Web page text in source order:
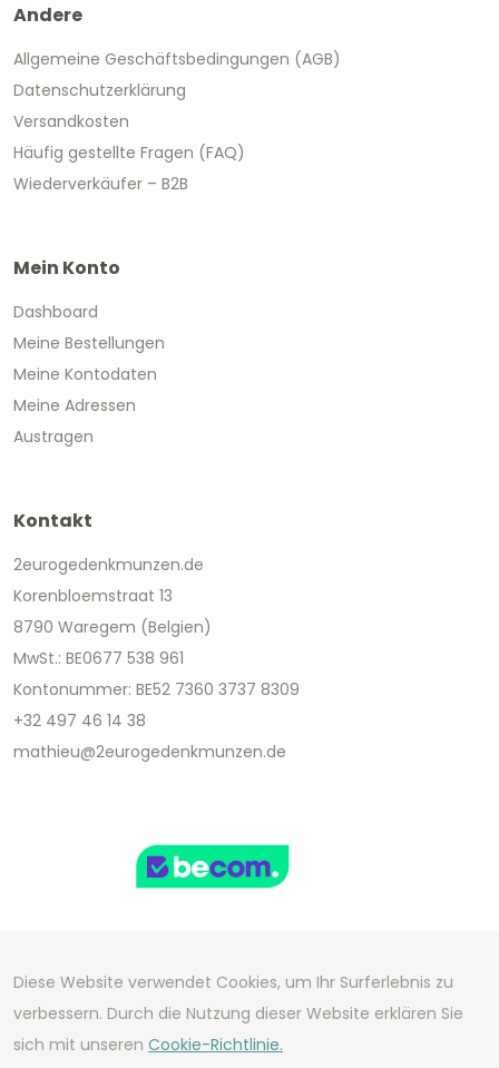
Andere
Allgemeine Geschäftsbedingungen (AGB)
Datenschutzerklärung
Versandkosten
Häufig gestellte Fragen (FAQ)
Wiederverkäufer – B2B
Mein Konto
Dashboard
Meine Bestellungen
Meine Kontodaten
Meine Adressen
Austragen
Kontakt
2eurogedenkmunzen.de
Korenbloemstraat 13
8790 Waregem (Belgien)
MwSt.: BE0677 538 961
Kontonummer: BE52 7360 3737 8309
+32 497 46 14 38
mathieu@2eurogedenkmunzen.de
Copyright 2026 We Can Do Better Online BV
Development by2mprove- Content by
2eurogedenkmunzen.de
Diese Website verwendet Cookies, um Ihr Surferlebnis zu
verbessern. Durch die Nutzung dieser Website erklären Sie
sich mit unseren Cookie-Richtlinie.